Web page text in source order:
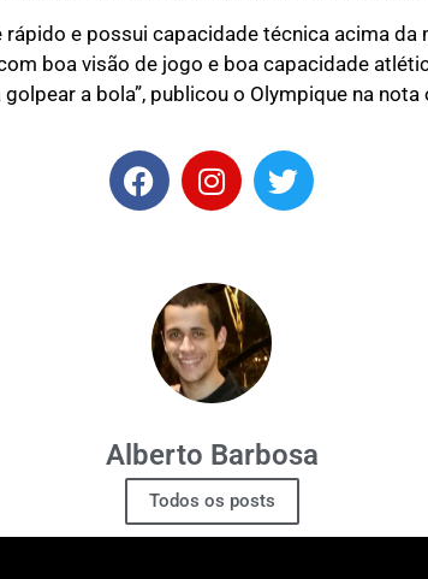
e possui capacidade técnica acima da
boa visão de jogo e boa capacidade
a bola”, publicou o Olympique na
Alberto Barbosa
Todos os posts